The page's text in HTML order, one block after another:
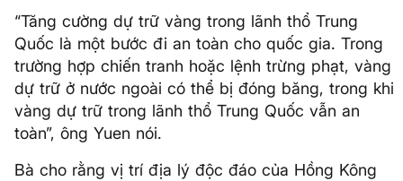
“Tăng cường dự trữ vàng trong lãnh thổ Trung
Quốc là một bước đi an toàn cho quốc gia. Trong
trường hợp chiến tranh hoặc lệnh trừng phạt, vàng
dự trữ ở nước ngoài có thể bị đóng băng, trong khi
vàng dự trữ trong lãnh thổ Trung Quốc vẫn an
toàn”, ông Yuen nói.
Bà cho rằng vị trí địa lý độc đáo của Hồng Kông